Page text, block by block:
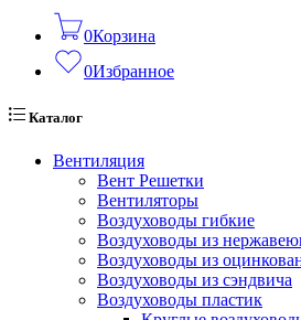
0Корзина
0Избранное
Каталог
Вентиляция
Вент Решетки
Вентиляторы
Воздуховоды гибкие
Воздуховоды из
Воздуховоды из
Воздуховоды из сэндвича
Воздуховоды пластик